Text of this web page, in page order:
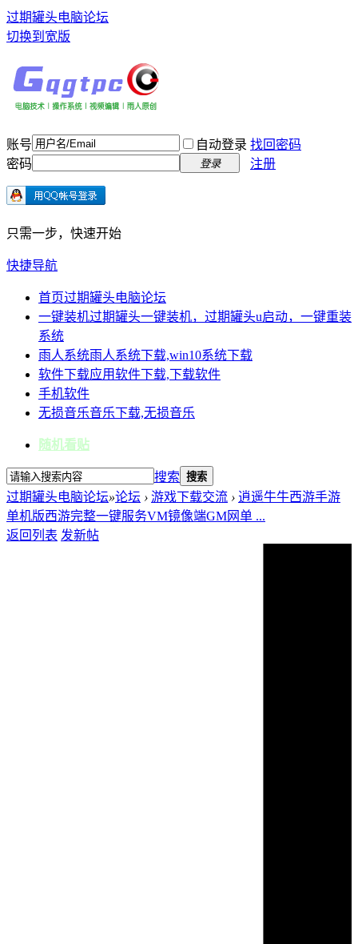
过期罐头电脑论坛
切换到宽版
账号 自动登录 找回密码
密码
登录 注册
只需一步，快速开始
快捷导航
首页过期罐头电脑论坛
一键装机过期罐头一键装机，过期罐头u启动，一键重装
系统
雨人系统雨人系统下载,win10系统下载
软件下载应用软件下载,下载软件
手机软件
无损音乐音乐下载,无损音乐
随机看贴
搜索 搜索
过期罐头电脑论坛»论坛 › 游戏下载交流 › 逍遥牛牛西游手游
单机版西游完整一键服务VM镜像端GM网单 ...
返回列表 发新帖